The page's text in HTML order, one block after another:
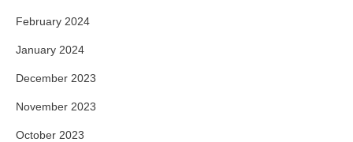
February 2024
January 2024
December 2023
November 2023
October 2023